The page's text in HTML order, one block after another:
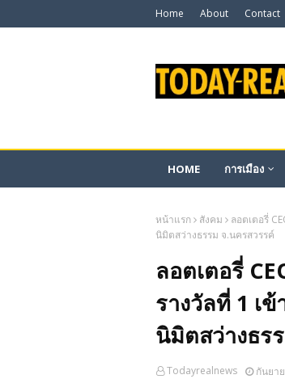
Home About Contact
HOME การเมือง
หน้าแรก สังคม
ลอตเตอรี่
นิมิตสว่างธรรม จ.นครสวรรค์
ลอตเตอรี่
รางวัลที่ 1 เ
นิมิตสว่างธร
Todayrealnews กันยา